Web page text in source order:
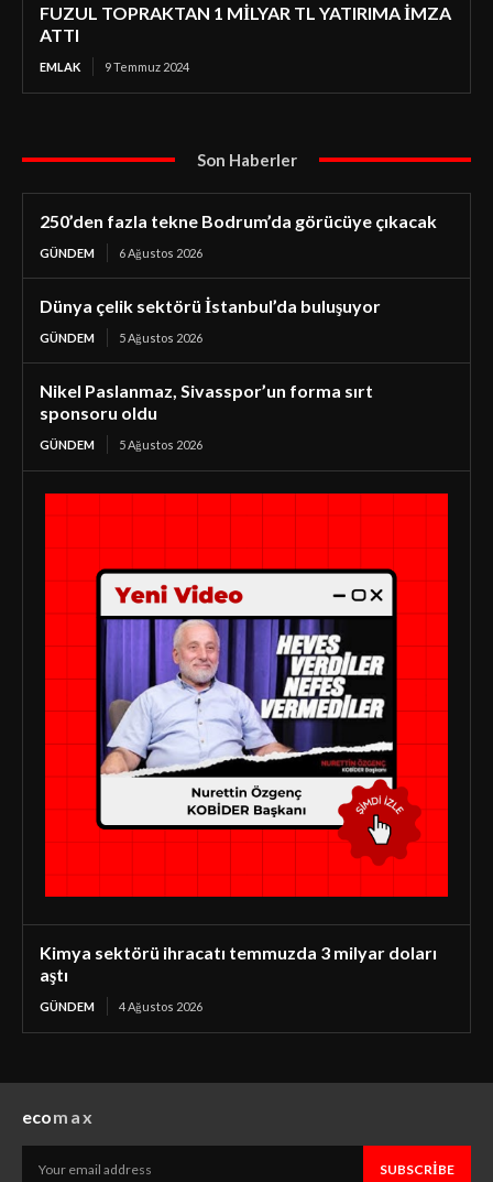
FUZUL TOPRAKTAN 1 MİLYAR TL YATIRIMA İMZA
ATTI
EMLAK 9 Temmuz 2024
Son Haberler
250’den fazla tekne Bodrum’da görücüye çıkacak
GÜNDEM 6 Ağustos 2026
Dünya çelik sektörü İstanbul’da buluşuyor
GÜNDEM 5 Ağustos 2026
Nikel Paslanmaz, Sivasspor’un forma sırt
sponsoru oldu
GÜNDEM 5 Ağustos 2026
Kimya sektörü ihracatı temmuzda 3 milyar doları
aştı
GÜNDEM 4 Ağustos 2026
ecomax
SUBSCRIBE